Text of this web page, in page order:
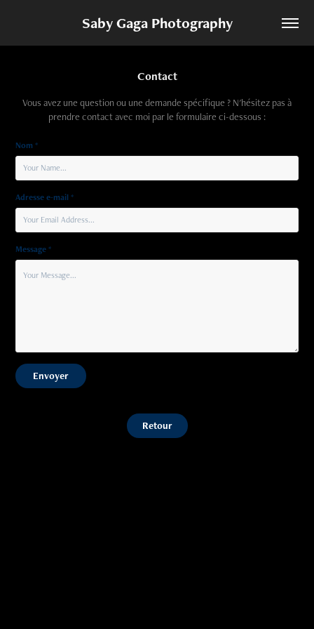
Saby Gaga Photography
Contact
Vous avez une question ou une demande spécifique ? N'hésitez pas à
prendre contact avec moi par le formulaire ci-dessous :
Nom *
Adresse e-mail *
Message *
Envoyer
Retour